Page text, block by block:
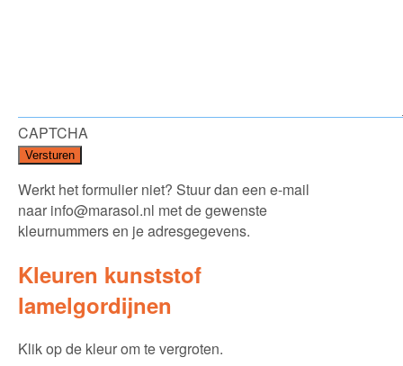
CAPTCHA
Werkt het formulier niet? Stuur dan een e-mail
naar info@marasol.nl met de gewenste
kleurnummers en je adresgegevens.
Kleuren kunststof
lamelgordijnen
Klik op de kleur om te vergroten.